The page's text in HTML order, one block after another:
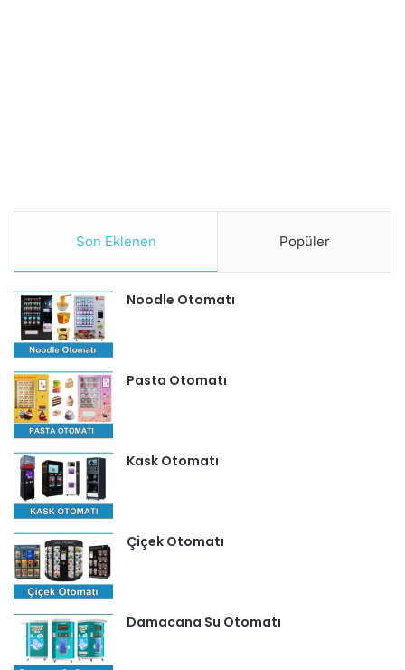
Son Eklenen Popüler
Noodle Otomatı
Pasta Otomatı
Kask Otomatı
Çiçek Otomatı
Damacana Su Otomatı